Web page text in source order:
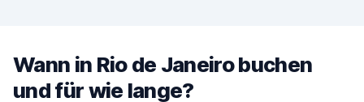
Wann in Rio de Janeiro buchen
und für wie lange?